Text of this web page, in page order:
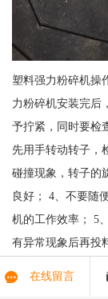
塑料强力粉碎机操
力粉碎机安装完后
予拧紧，同时要检
先用手转动转子，
碰撞现象，转子的
良好； 4、不要随
机的工作效率； 5
有异常现象后再投
在线留言